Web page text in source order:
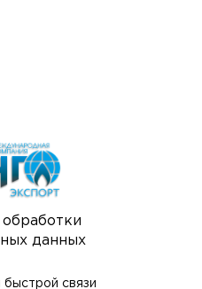
обработки
данных
связи